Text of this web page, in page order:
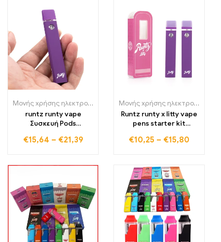
Μονής χρήσης ηλεκτρονικά τσιγάρα Πολωνία ,Μονής χρήσης
runtz runty vape
Συσκευή Pods
μιας χρήσης Vape Pens
€15,64 – €21,39
Μονής χρήσης ηλεκτρονικά τσιγάρα Πολωνία
Runtz runty x litty vape
pens starter kit
€10,25 – €15,80